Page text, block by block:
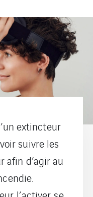
extincteur
suivre les
afin d’agir au